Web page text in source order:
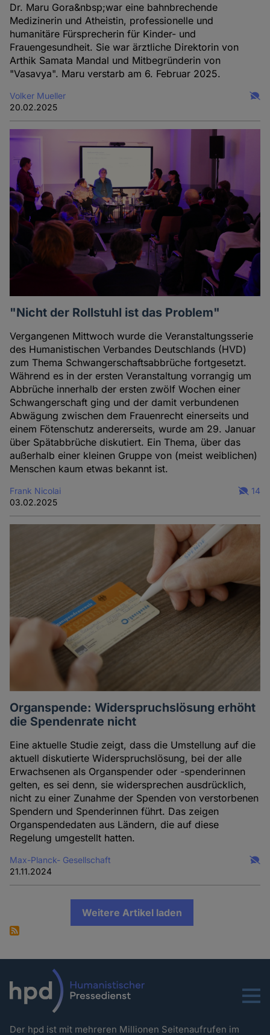
Dr. Maru Gora&nbsp;war eine bahnbrechende
Medizinerin und Atheistin, professionelle und
humanitäre Fürsprecherin für Kinder- und
Frauengesundheit. Sie war ärztliche Direktorin von
Arthik Samata Mandal und Mitbegründerin von
"Vasavya". Maru verstarb am 6. Februar 2025.
Volker Mueller
20.02.2025
"Nicht der Rollstuhl ist das Problem"
Vergangenen Mittwoch wurde die Veranstaltungsserie
des Humanistischen Verbandes Deutschlands (HVD)
zum Thema Schwangerschaftsabbrüche fortgesetzt.
Während es in der ersten Veranstaltung vorrangig um
Abbrüche innerhalb der ersten zwölf Wochen einer
Schwangerschaft ging und der damit verbundenen
Abwägung zwischen dem Frauenrecht einerseits und
einem Fötenschutz andererseits, wurde am 29. Januar
über Spätabbrüche diskutiert. Ein Thema, über das
außerhalb einer kleinen Gruppe von (meist weiblichen)
Menschen kaum etwas bekannt ist.
Frank Nicolai
03.02.2025
14
Organspende: Widerspruchslösung erhöht
die Spendenrate nicht
Eine aktuelle Studie zeigt, dass die Umstellung auf die
aktuell diskutierte Widerspruchslösung, bei der alle
Erwachsenen als Organspender oder -spenderinnen
gelten, es sei denn, sie widersprechen ausdrücklich,
nicht zu einer Zunahme der Spenden von verstorbenen
Spendern und Spenderinnen führt. Das zeigen
Organspendedaten aus Ländern, die auf diese
Regelung umgestellt hatten.
Max-Planck- Gesellschaft
21.11.2024
Weitere Artikel laden
Menu
Der hpd ist mit mehreren Millionen Seitenaufrufen im